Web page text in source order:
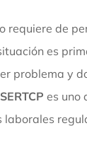
requiere de
es
problema y
es uno
laborales